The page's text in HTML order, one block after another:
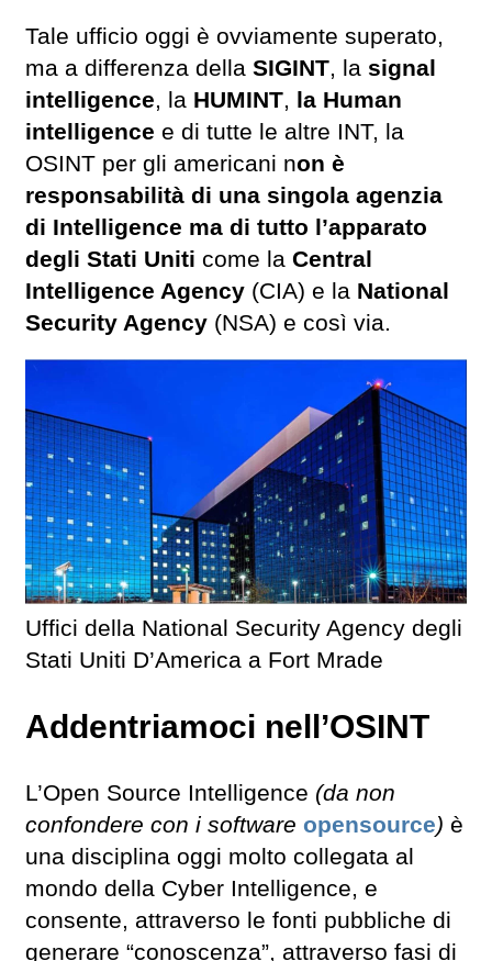
Tale ufficio oggi è ovviamente superato,
ma a differenza della SIGINT, la signal
intelligence, la HUMINT, la Human
intelligence e di tutte le altre INT, la
OSINT per gli americani non è
responsabilità di una singola agenzia
di Intelligence ma di tutto l’apparato
degli Stati Uniti come la Central
Intelligence Agency (CIA) e la National
Security Agency (NSA) e così via.
Uffici della National Security Agency degli
Stati Uniti D’America a Fort Mrade
Addentriamoci nell’OSINT
L’Open Source Intelligence (da non
confondere con i software opensource) è
una disciplina oggi molto collegata al
mondo della Cyber Intelligence, e
consente, attraverso le fonti pubbliche di
generare “conoscenza”, attraverso fasi di